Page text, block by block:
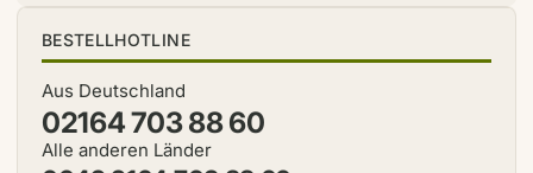
BESTELLHOTLINE
Aus Deutschland
02164 703 88 60
Alle anderen Länder